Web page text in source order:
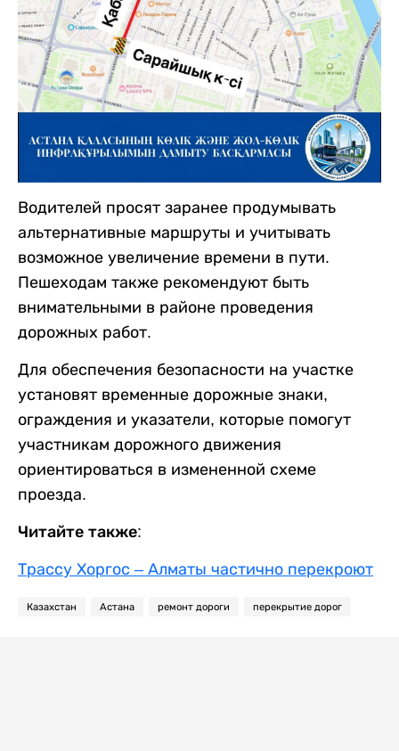
Водителей просят заранее продумывать
альтернативные маршруты и учитывать
возможное увеличение времени в пути.
Пешеходам также рекомендуют быть
внимательными в районе проведения
дорожных работ.
Для обеспечения безопасности на участке
установят временные дорожные знаки,
ограждения и указатели, которые помогут
участникам дорожного движения
ориентироваться в измененной схеме
проезда.
Читайте также:
Трассу Хоргос – Алматы частично перекроют
Казахстан Астана ремонт дороги перекрытие дорог